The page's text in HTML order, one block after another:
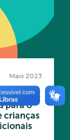
Maio 2023
como
para o
crianças